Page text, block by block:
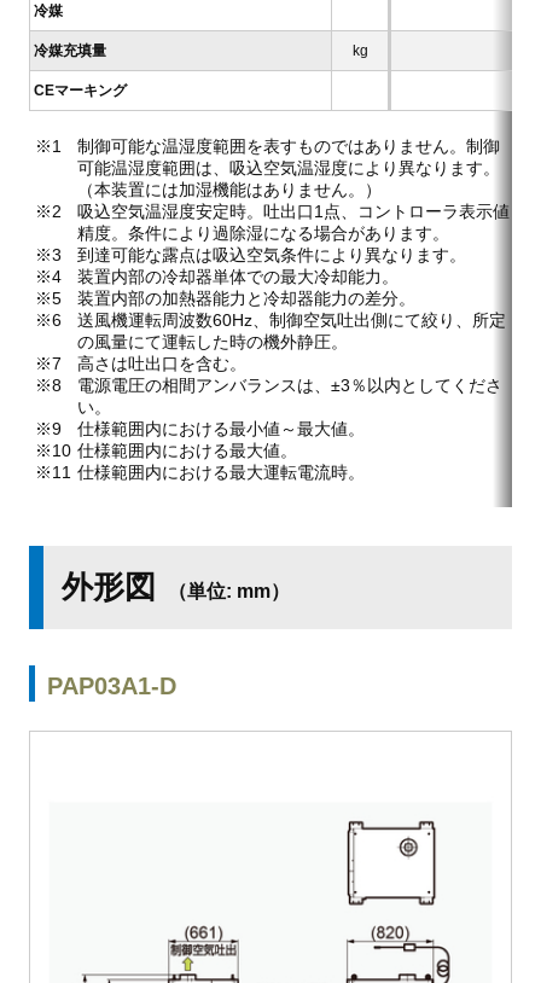
冷媒
冷媒充填量 kg
CEマーキング
制御可能な温湿度範囲を表すものではありません。制御
可能温湿度範囲は、吸込空気温湿度により異なります。
（本装置には加湿機能はありません。）
吸込空気温湿度安定時。吐出口1点、コントローラ表示値
精度。条件により過除湿になる場合があります。
到達可能な露点は吸込空気条件により異なります。
装置内部の冷却器単体での最大冷却能力。
装置内部の加熱器能力と冷却器能力の差分。
送風機運転周波数60Hz、制御空気吐出側にて絞り、所定
の風量にて運転した時の機外静圧。
高さは吐出口を含む。
電源電圧の相間アンバランスは、±3％以内としてくださ
い。
仕様範囲内における最小値～最大値。
仕様範囲内における最大値。
仕様範囲内における最大運転電流時。
外形図 （単位: mm）
PAP03A1-D